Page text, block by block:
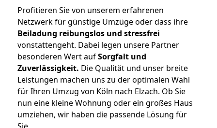
Profitieren Sie von unserem erfahrenen
Netzwerk für günstige Umzüge oder dass ihre
Beiladung reibungslos und stressfrei
vonstattengeht. Dabei legen unsere Partner
besonderen Wert aufSorgfalt und
Zuverlässigkeit. Die Qualität und unser breite
Leistungen machen uns zu der optimalen Wahl
für Ihren Umzug von Köln nach Elzach. Ob Sie
nun eine kleine Wohnung oder ein großes Haus
umziehen, wir haben die passende Lösung für